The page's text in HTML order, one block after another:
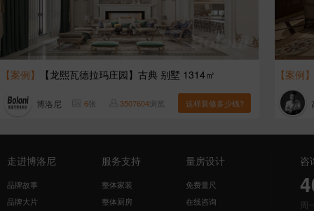
【案例】 【龙熙瓦德拉玛庄园】古典 别墅 1314㎡
博洛尼 6张 3507604浏览 这样装修多少钱?
【案例】
走进博洛尼
品牌故事
品牌大片
服务支持
整体家装
整体厨房
量房设计
免费量尺
在线咨询
咨
周